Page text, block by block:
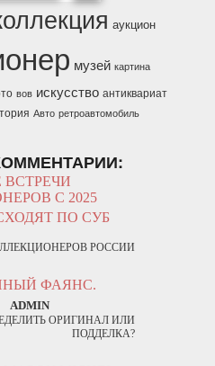
аукцион
музей картина
вов искусство антиквариат
Авто ретроавтомобиль
ВСТРЕЧИ
С 2025
ПО СУБ
РОССИИ
ФАЯНС.
ADMIN
ОРИГИНАЛ ИЛИ
ПОДДЕЛКА?